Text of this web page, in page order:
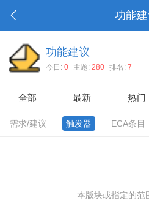
功能建
功能建议
今日: 0 主题: 280 排名: 7
全部 最新 热门
需求/建议 触发器 ECA条目
本版块或指定的范